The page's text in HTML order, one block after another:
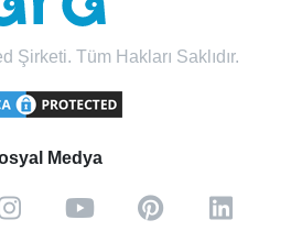
Şirketi. Tüm Hakları Saklıdır.
Medya